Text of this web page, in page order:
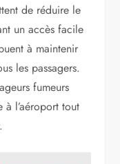
de réduire le
un accès facile
à maintenir
les passagers.
fumeurs
l’aéroport tout